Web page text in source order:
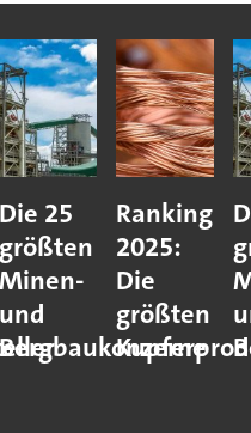
Die 25
größten
Minen-
und
Bergbaukonzerne
Ranking
2025:
Die
größten